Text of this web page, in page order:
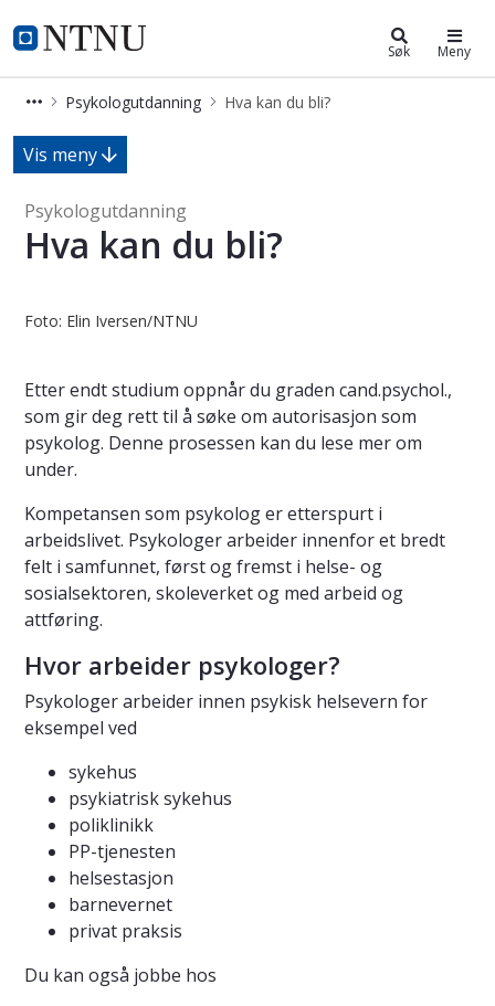
NTNU Hjemmeside
Psykologutdanning Søk Meny
Psykologutdanning Hva kan du bli?
Hva kan du bli? - Psykologutdanning
Vis meny
Psykologutdanning
Hva kan du bli?
Foto: Elin Iversen/NTNU
Etter endt studium oppnår du graden cand.psychol.,
som gir deg rett til å søke om autorisasjon som
psykolog. Denne prosessen kan du lese mer om
under.
Kompetansen som psykolog er etterspurt i
arbeidslivet. Psykologer arbeider innenfor et bredt
felt i samfunnet, først og fremst i helse- og
sosialsektoren, skoleverket og med arbeid og
attføring.
Hvor arbeider psykologer?
Psykologer arbeider innen psykisk helsevern for
eksempel ved
sykehus
psykiatrisk sykehus
poliklinikk
PP-tjenesten
helsestasjon
barnevernet
privat praksis
Du kan også jobbe hos